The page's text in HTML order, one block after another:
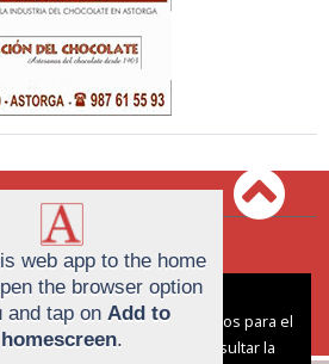
ENCUESTAS
PUBLICIDAD
FOTOS DE LOS LECTORES
el Uso de cookies:
cookies nuestras y de terceros para el
del digital. Puedes consultar la
web app to the home
the browser option
and tap on Add to
homescreen.